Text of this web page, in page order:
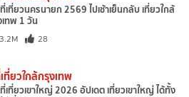
เที่ยวนครนายก 2569 ไปเช้าเย็นกลับ เที่ยวใกล้
ทพ 1 วัน
3.2M 28
ที่ยวใกล้กรุงเทพ
เที่ยวเขาใหญ่ 2026 อัปเดต เที่ยวเขาใหญ่ ได้ทั้ง